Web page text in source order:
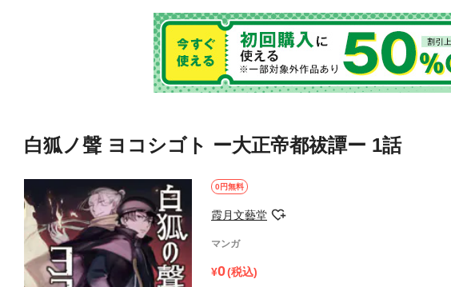
白狐ノ聲 ヨコシゴト ー大正帝都祓譚ー 1話
0円無料
霞月文藝堂
マンガ
0(税込)